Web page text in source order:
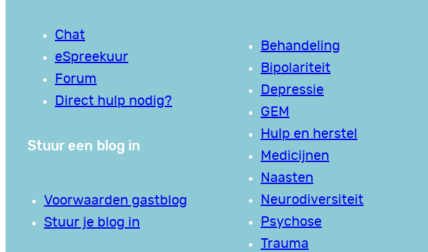
Chat
eSpreekuur
Forum
Direct hulp nodig?
Stuur een blog in
Voorwaarden gastblog
Stuur je blog in
Behandeling
Bipolariteit
Depressie
GEM
Hulp en herstel
Medicijnen
Naasten
Neurodiversiteit
Psychose
Trauma